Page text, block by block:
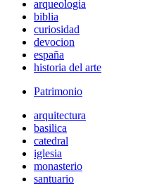
arqueologia
biblia
curiosidad
devocion
españa
historia del arte
Patrimonio
arquitectura
basilica
catedral
iglesia
monasterio
santuario